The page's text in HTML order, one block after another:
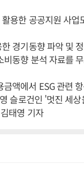
용한 공공지원 사업
경기동향 파악 및
동향 분석 자료를
액에서 ESG 관련
슬로건인 '멋진 세
태영 기자